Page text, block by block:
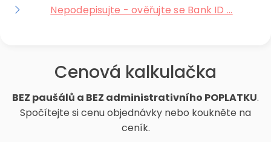
Nepodepisujte - ověřujte se Bank ID ...
Cenová kalkulačka
BEZ paušálů a BEZ administrativního POPLATKU.
Spočítejte si cenu objednávky nebo koukněte na
ceník.